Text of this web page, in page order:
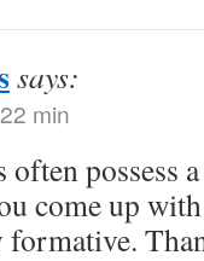
says:
min
often possess
come up